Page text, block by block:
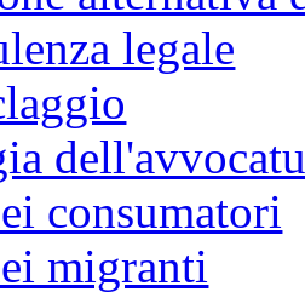
legale
consumatori
migranti